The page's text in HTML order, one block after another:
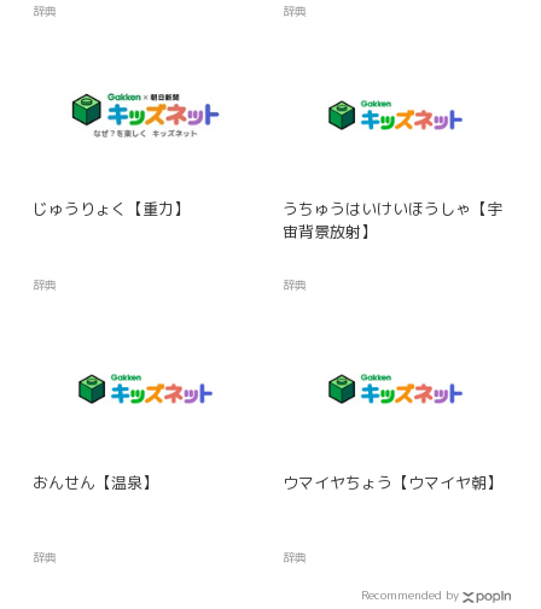
辞典 辞典
じゅうりょく【重力】
辞典
うちゅうはいけいほうしゃ【宇
宙背景放射】
辞典
おんせん【温泉】
辞典
ウマイヤちょう【ウマイヤ朝】
辞典
Recommended by